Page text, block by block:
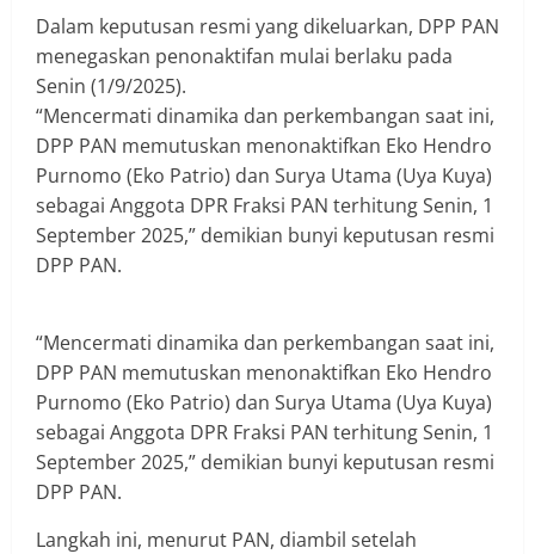
Dalam keputusan resmi yang dikeluarkan, DPP PAN
menegaskan penonaktifan mulai berlaku pada
Senin (1/9/2025).
“Mencermati dinamika dan perkembangan saat ini,
DPP PAN memutuskan menonaktifkan Eko Hendro
Purnomo (Eko Patrio) dan Surya Utama (Uya Kuya)
sebagai Anggota DPR Fraksi PAN terhitung Senin, 1
September 2025,” demikian bunyi keputusan resmi
DPP PAN.
“Mencermati dinamika dan perkembangan saat ini,
DPP PAN memutuskan menonaktifkan Eko Hendro
Purnomo (Eko Patrio) dan Surya Utama (Uya Kuya)
sebagai Anggota DPR Fraksi PAN terhitung Senin, 1
September 2025,” demikian bunyi keputusan resmi
DPP PAN.
Langkah ini, menurut PAN, diambil setelah